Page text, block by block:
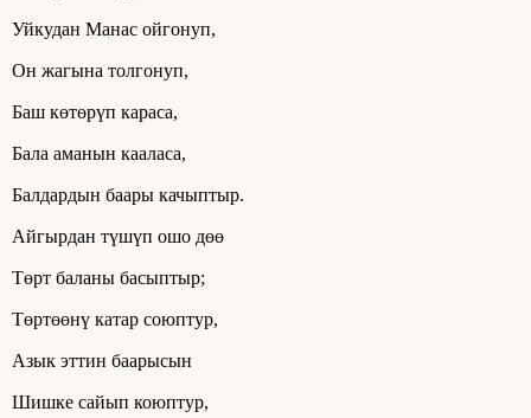
Уйкудан Манас ойгонуп,
Он жагына толгонуп,
Баш көтөрүп караса,
Бала аманын кааласа,
Балдардын баары качыптыр.
Айгырдан түшүп ошо дөө
Төрт баланы басыптыр;
Төртөөнү катар союптур,
Азык эттин баарысын
Шишке сайып коюптур,